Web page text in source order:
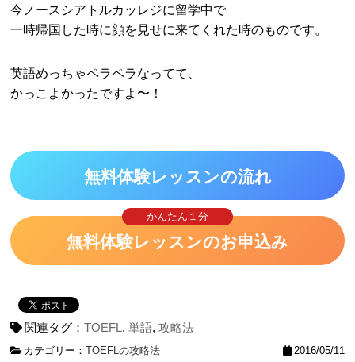
今ノースシアトルカッレジに留学中で
一時帰国した時に顔を見せに来てくれた時のものです。
英語めっちゃペラペラなってて、
かっこよかったですよ〜！
無料体験レッスンの流れ
かんたん１分
無料体験レッスンのお申込み
関連タグ：TOEFL,単語,攻略法
カテゴリー：TOEFLの攻略法 2016/05/11